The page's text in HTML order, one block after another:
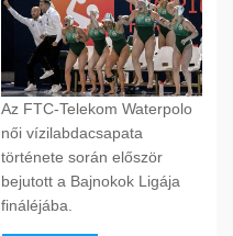
Az FTC-Telekom Waterpolo
női vízilabdacsapata
története során először
bejutott a Bajnokok Ligája
fináléjába.